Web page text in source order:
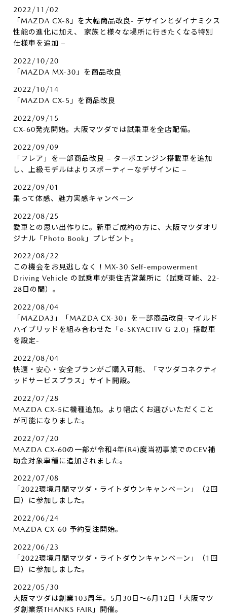
2022/11/02
「MAZDA CX-8」を大幅商品改良- デザインとダイナミクス
性能の進化に加え、 家族と様々な場所に行きたくなる特別
仕様車を追加 –
2022/10/20
「MAZDA MX-30」を商品改良
2022/10/14
「MAZDA CX-5」を商品改良
2022/09/15
CX-60発売開始。大阪マツダでは試乗車を全店配備。
2022/09/09
「フレア」を一部商品改良 – ターボエンジン搭載車を追加
し、上級モデルはよりスポーティーなデザインに –
2022/09/01
乗って体感、魅力実感キャンペーン
2022/08/25
愛車との思い出作りに。新車ご成約の方に、大阪マツダオリ
ジナル「Photo Book」プレゼント。
2022/08/22
この機会をお見逃しなく！MX-30 Self-empowerment
Driving Vehicle の試乗車が東住吉営業所に（試乗可能、22-
28日の間）。
2022/08/04
「MAZDA3」「MAZDA CX-30」を一部商品改良-マイルド
ハイブリッドを組み合わせた「e-SKYACTIV G 2.0」搭載車
を設定-
2022/08/04
快適・安心・安全プランがご購入可能、「マツダコネクティ
ッドサービスプラス」サイト開設。
2022/07/28
MAZDA CX-5に機種追加。より幅広くお選びいただくこと
が可能になりました。
2022/07/20
MAZDA CX-60の一部が令和4年(R4)度当初事業でのCEV補
助金対象車種に追加されました。
2022/07/08
「2022環境月間マツダ・ライトダウンキャンペーン」（2回
目）に参加しました。
2022/06/24
MAZDA CX-60 予約受注開始。
2022/06/23
「2022環境月間マツダ・ライトダウンキャンペーン」（1回
目）に参加しました。
2022/05/30
大阪マツダは創業103周年。5月30日～6月12日「大阪マツ
ダ創業祭THANKS FAIR」開催。